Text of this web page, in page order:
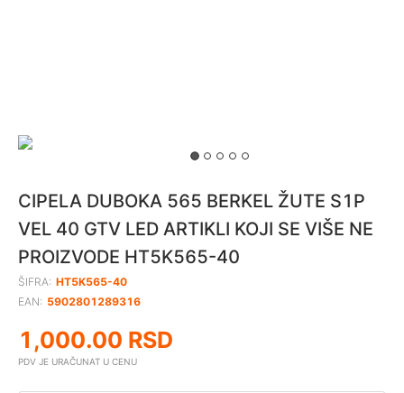
CIPELA DUBOKA 565 BERKEL ŽUTE S1P
VEL 40 GTV LED ARTIKLI KOJI SE VIŠE NE
PROIZVODE HT5K565-40
ŠIFRA: HT5K565-40
EAN: 5902801289316
1,000.00 RSD
PDV JE URAČUNAT U CENU